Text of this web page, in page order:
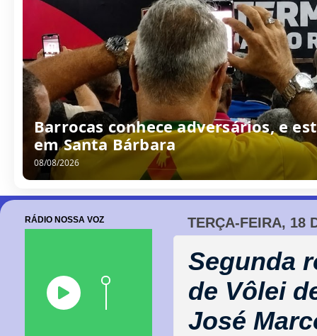
Barrocas conhece adversários, e
em Santa Bárbara
08/08/2026
TERÇA-FEIRA, 18
Segunda
de Vôlei
José
RÁDIO NOSSA VOZ